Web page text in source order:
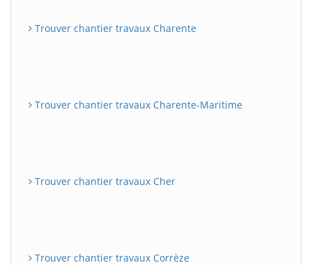
Trouver chantier travaux Charente
Trouver chantier travaux Charente-Maritime
Trouver chantier travaux Cher
Trouver chantier travaux Corrèze